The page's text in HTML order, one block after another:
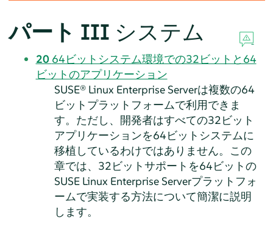
パート III システム
20 64ビットシステム環境での32ビットと64
ビットのアプリケーション
SUSE® Linux Enterprise Serverは複数の64
ビットプラットフォームで利用できま
す。ただし、開発者はすべての32ビット
アプリケーションを64ビットシステムに
移植しているわけではありません。この
章では、32ビットサポートを64ビットの
SUSE Linux Enterprise Serverプラットフォ
ームで実装する方法について簡潔に説明
します。